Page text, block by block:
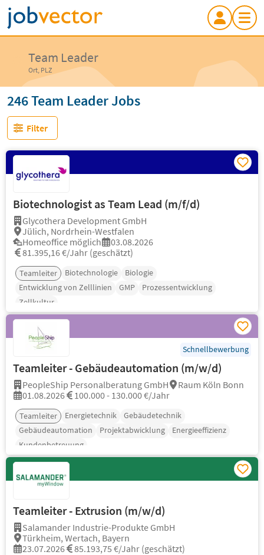
Team Leader
Ort, PLZ
246 Team Leader Jobs
Filter
Biotechnologist as Team Lead (m/f/d)
Glycothera Development GmbH
Jülich, Nordrhein-Westfalen
Homeoffice möglich
03.08.2026
81.395,16 €/Jahr (geschätzt)
Teamleiter Biotechnologie
Biologie
Entwicklung von Zelllinien
GMP
Prozessentwicklung
Zellkultur
Schnellbewerbung
Teamleiter - Gebäudeautomation (m/w/d)
PeopleShip Personalberatung GmbH
Raum Köln Bonn
01.08.2026
100.000 - 130.000 €/Jahr
Teamleiter Energietechnik
Gebäudetechnik
Gebäudeautomation
Projektabwicklung
Energieeffizienz
Kundenbetreuung
Teamleiter - Extrusion (m/w/d)
Salamander Industrie-Produkte GmbH
Türkheim, Wertach, Bayern
23.07.2026
85.193,75 €/Jahr (geschätzt)